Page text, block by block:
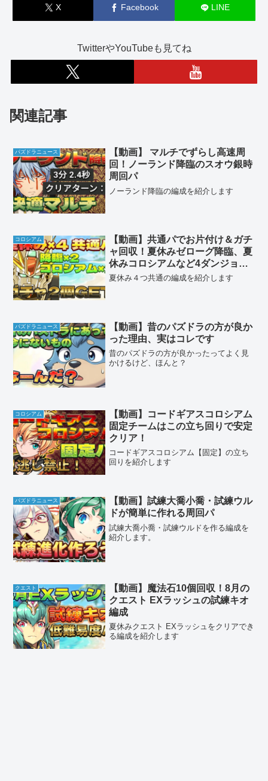
X Facebook LINE
TwitterやYouTubeも見てね
関連記事
パズドラニュース
【動画】 マルチでずらし高速周
回！ノーランド降臨のスオウ銀時
周回パ
ノーランド降臨の編成を紹介します
コロシアム
【動画】共通パでお片付け＆ガチ
ャ回収！夏休みゼローグ降臨、夏
休みコロシアムなど4ダンジョン
のF91周回パ
夏休み４つ共通の編成を紹介します
パズドラニュース
【動画】昔のパズドラの方が良か
った理由、実はコレです
昔のパズドラの方が良かったってよく見
かけるけど、ほんと？
コロシアム
【動画】コードギアスコロシアム
固定チームはこの立ち回りで安定
クリア！
コードギアスコロシアム【固定】の立ち
回りを紹介します
パズドラニュース
【動画】試練大喬小喬・試練ウル
ドが簡単に作れる周回パ
試練大喬小喬・試練ウルドを作る編成を
紹介します。
クエスト
【動画】魔法石10個回収！8月の
クエスト EXラッシュの試練キオ
編成
夏休みクエスト EXラッシュをクリアでき
る編成を紹介します